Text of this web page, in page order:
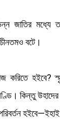
জাতির মধ্যে
বটে।
হইবে?
গণ্ডি। কিন্তু